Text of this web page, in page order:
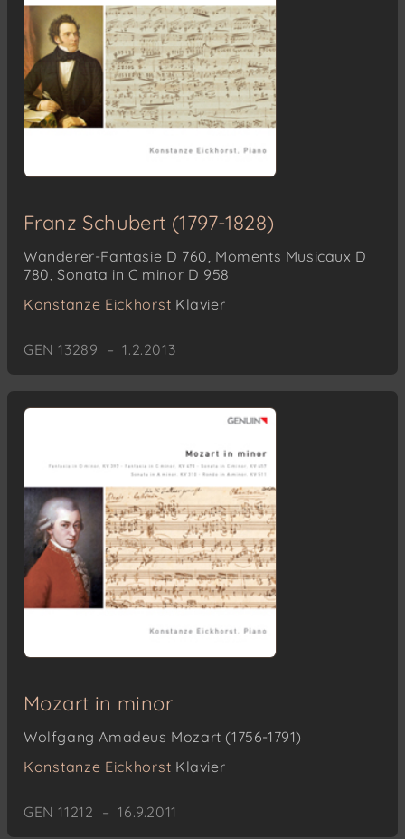
Franz Schubert (1797-1828)
Wanderer-Fantasie D 760, Moments Musicaux D
780, Sonata in C minor D 958
Konstanze Eickhorst Klavier
GEN 13289 – 1.2.2013
Mozart in minor
Wolfgang Amadeus Mozart (1756-1791)
Konstanze Eickhorst Klavier
GEN 11212 – 16.9.2011